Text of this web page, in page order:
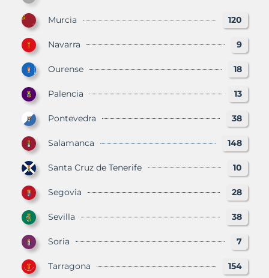
Murcia 120
Navarra 9
Ourense 18
Palencia 13
Pontevedra 38
Salamanca 148
Santa Cruz de Tenerife 10
Segovia 28
Sevilla 38
Soria 7
Tarragona 154